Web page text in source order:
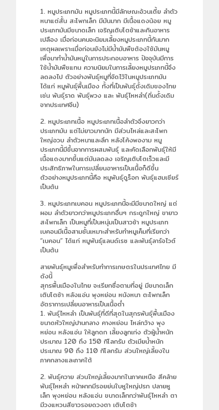
1. หมูประเภทมัน หมูประเภทนี้มีลักษณะอ้วนเตี้ย ลำตัว
หนาแต่สั้น สะโพกเล็ก มีมันมาก มีเนื้อแดงน้อย หมู
ประเภทมันมีขนาดเล็ก เจริญเติบโตช้าและกินอาหาร
เปลือง เมื่อก่อนคนจะนิยมเลี้ยงหมูประเภทนี้กันมาก
เหตุผลเพราะเมื่อก่อนยังไม่มีน้ำมันพืขต้องใช้มันหมู
เพื่อมาทำน้ำมันหมูในการประกอบอาหาร ปัจจุบันมีการ
ใช้น้ำมันพืชแทน ความนิยมในการเลี้ยงหมูปรเภทนี้จึง
ลดลงไป ตัวอย่างพันธุ์หมูที่จัดไว้ในหมูประเภทมัน
ได้แก่ หมูพันธุ์พื้นเมือง ทั้งที่เป็นพันธุ์ดั้งเดิมของไทย
เช่น พันธุ์ราด พันธุ์พวง และ พันธุ์ไหหลำ(ถิ่นดั้งเดิม
จากประเทศจีน)
2. หมูประเภทเนื้อ หมูประเภทเนื้อลำตัวจึงยาวกว่า
ประเภทมัน แต่ไม่ยาวมากนัก มีส่วนไหล่และสะโพก
ใหญ่อวบ ลำตัวหนาและลึก หลังโค้งพองาม หมู
ประเภทนี้มีขึ้นจากการผสมพันธุ์ และคัดเลือกพันธุ์ให้มี
เนื้อแดงมากขึ้นแต่มันลดลง เจริญเติบโตเร็วและมี
ประสิทธิภาพในการเปลี่ยนอาหารเป็นเนื้อก็ดีขึ้น
ตัวอย่างหมูประเภทนี้คือ หมูพันธุ์ดูร็อก พันธุ์แฮมเชียร์
เป็นต้น
3. หมูประเภทเบคอน หมูประเภทนี้จะมีมีขนาดใหญ่ แต่
ผอม ลำตัวยาวกว่าหมูประเภทอื่นๆ กระดูกใหญ่ ขายาว
สะโพกเล็ก เป็นหมูที่เป็นหนุ่มเป็นสาวช้า หมูประเภท
เบคอนมีเนื้อสามชั้นเหมาะสำหรับทำหมูเค็มที่เรียกว่า
“เบคอน” ได้แก่ หมูพันธุ์แลนด์เรซ และพันธุ์ลาร์จไวต์
เป็นต้น
สายพันธุ์หมูเพื่อสำหรับทำการเกษตรในประเทศไทย มี
ดังนี้
สุกรพื้นเมืองในไทย จะเรียกชื่อตามที่อยู่ มีขนาดเล็ก
เติบโตช้า หลังแอ่น พุงหย่อน หนังหนา ตะโพกเล็ก
อัตราการเปลี่ยนอาหารเป็นเนื้อต่ำ
1. พันธุ์ไหหลำ เป็นพันธุ์ที่ดีที่สุดในสุกรพันธุ์พื้นเมือง
ขนาดหัวใหญ่ปานกลาง คางหย่อน ไหล่กว้าง พุง
หย่อน หลังแอ่น ให้ลูกดก เลี้ยงลูกเก่ง ตัวผู้น้ำหนัก
ประมาณ 120 ถึง 150 กิโลกรัม ตัวเมียน้ำหนัก
ประมาณ 90 ถึง 110 กิโลกรัม ส่วนใหญ่เลี้ยงใน
ภาคกลางและภาคใต้
2. พันธุ์ควาย ส่วนใหญ่เลี้ยงมากในภาคเหนือ สีคล้าย
พันธุ์ไหหลำ หน้าผากมีรอยย่นใบหูใหญ่ปรก ปลายหู
เล็ก พุงหย่อน หลังแอ่น ขนาดเล็กกว่าพันธุ์ไหหลำ ตา
มีวงแหวนสีขาวรอยดวงตา เติบโตช้า